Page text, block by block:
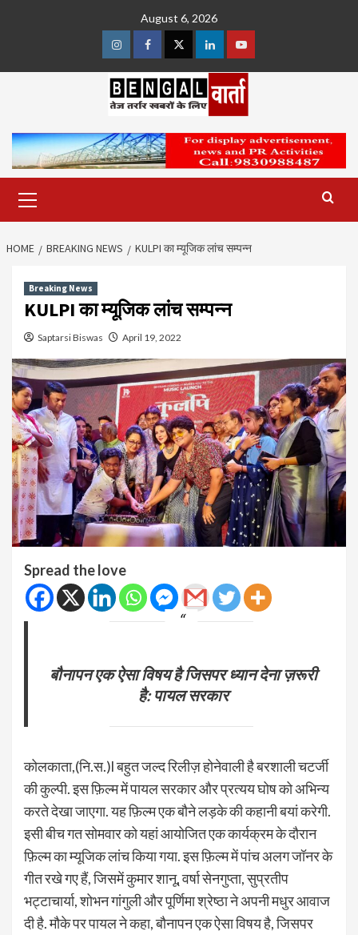
August 6, 2026
InstagramFacebookTwitterLinkedinYoutube
Menu
HOME BREAKING NEWS KULPI का म्यूजिक लांच सम्पन्न
Breaking News
KULPI का म्यूजिक लांच सम्पन्न
Saptarsi Biswas April 19, 2022
Spread the love
बौनापन एक ऐसा विषय है जिसपर ध्यान देना ज़रूरी
है: पायल सरकार
कोलकाता,(नि.स.)l बहुत जल्द रिलीज़ होनेवाली है बरशाली चटर्जी
की कुल्पी. इस फ़िल्म में पायल सरकार और प्रत्यय घोष को अभिन्य
करते देखा जाएगा. यह फ़िल्म एक बौने लड़के की कहानी बयां करेगी.
इसी बीच गत सोमवार को यहां आयोजित एक कार्यक्रम के दौरान
फ़िल्म का म्यूजिक लांच किया गया. इस फ़िल्म में पांच अलग जॉनर के
गीत रखे गए हैं, जिसमें कुमार शानू, वर्षा सेनगुप्ता, सुप्रतीप
भट्टाचार्या, शोभन गांगुली और पूर्णिमा श्रेष्ठा ने अपनी मधुर आवाज
दी है. मौके पर पायल ने कहा, बौनापन एक ऐसा विषय है, जिसपर